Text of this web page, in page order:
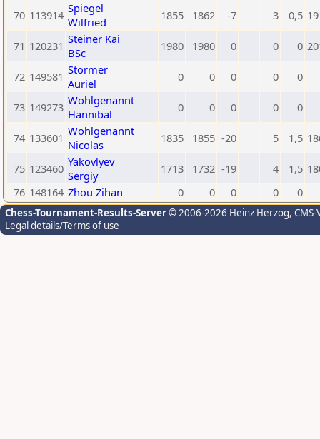
70 113914 Spiegel
Wilfried
1855 1862 -7 3 0,5
71 120231 Steiner Kai
BSc
1980 1980 0 0 0
72 149581 Störmer
Auriel
0 0 0 0 0
73 149273 Wohlgenannt
Hannibal
0 0 0 0 0
74 133601 Wohlgenannt
Nicolas
1835 1855 -20 5 1,5
75 123460 Yakovlyev
Sergiy
1713 1732 -19 4 1,5
76 148164 Zhou Zihan 0 0 0 0 0
Chess-Tournament-Results-Server© 2006-2026 Heinz Herzog,
Legal details/Terms of use